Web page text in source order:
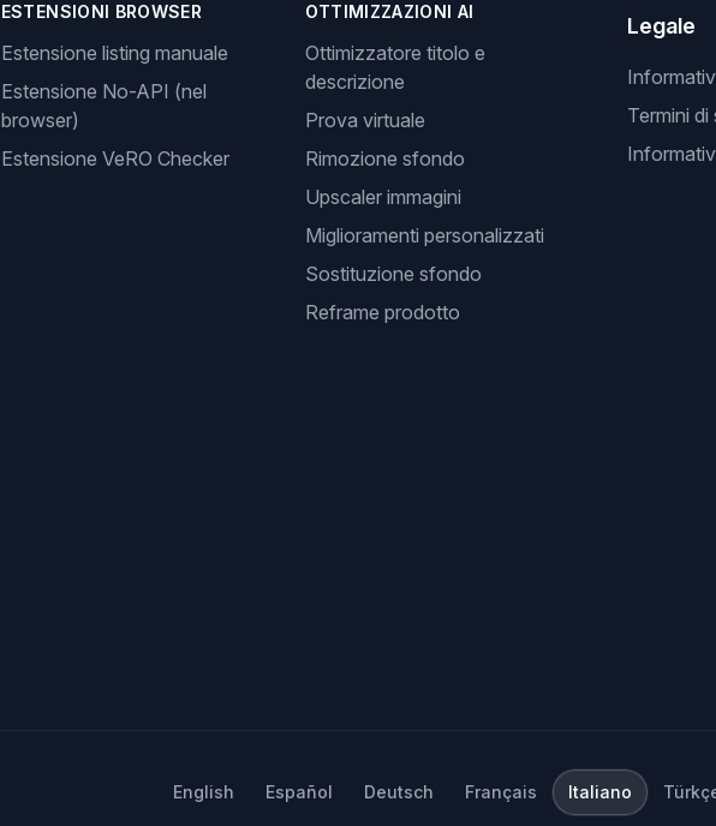
ESTENSIONI BROWSER
Estensione listing manuale
Estensione No-API (nel
browser)
Estensione VeRO Checker
OTTIMIZZAZIONI AI
Ottimizzatore titolo e
descrizione
Prova virtuale
Rimozione sfondo
Upscaler immagini
Miglioramenti personalizzati
Sostituzione sfondo
Reframe prodotto
Legale
Termini
English Español Deutsch Français Italiano